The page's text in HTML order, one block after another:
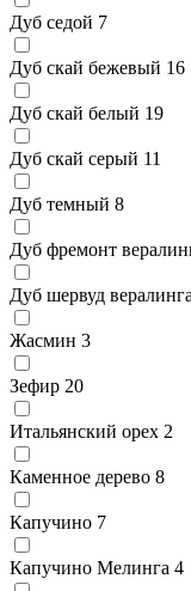
Дуб седой 7
Дуб скай бежевый 16
Дуб скай белый 19
Дуб скай серый 11
Дуб темный 8
Дуб фремонт
Дуб шервуд вералинга
Жасмин 3
Зефир 20
Итальянский орех 2
Каменное дерево 8
Капучино 7
Капучино Мелинга 4